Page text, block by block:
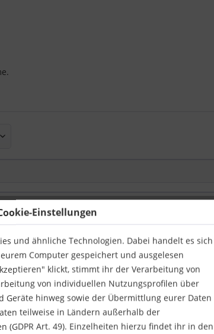
Einstellungen
und ähnliche Technologien. Dabei handelt es sich
Computer gespeichert und ausgelesen
klickt, stimmt ihr der Verarbeitung von
von individuellen Nutzungsprofilen über
Geräte hinweg sowie der Übermittlung eurer Daten
teilweise in Ländern außerhalb der
(GDPR Art. 49). Einzelheiten hierzu findet ihr in den